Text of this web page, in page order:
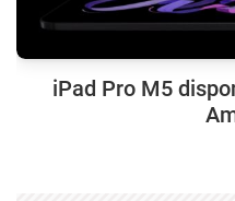
iPad Pro M5